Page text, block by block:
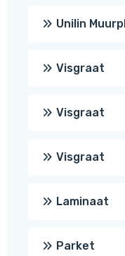
Unilin
Visgraat
Visgraat
Visgraat
Laminaat
Parket